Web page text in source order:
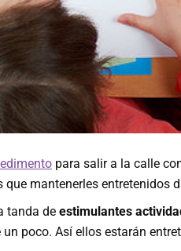
para salir a la calle
que mantenerles entretenidos
tanda de estimulantes
poco. Así ellos estarán